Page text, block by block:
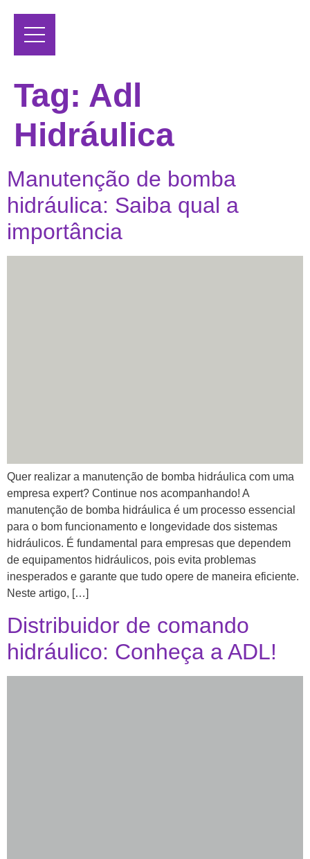
Tag: Adl
Hidráulica
Manutenção de bomba
hidráulica: Saiba qual a
importância
Quer realizar a manutenção de bomba hidráulica com uma
empresa expert? Continue nos acompanhando! A
manutenção de bomba hidráulica é um processo essencial
para o bom funcionamento e longevidade dos sistemas
hidráulicos. É fundamental para empresas que dependem
de equipamentos hidráulicos, pois evita problemas
inesperados e garante que tudo opere de maneira eficiente.
Neste artigo, […]
Distribuidor de comando
hidráulico: Conheça a ADL!